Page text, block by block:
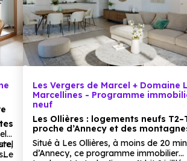
min à pied.
ou à 6.3 km, soit 1h 15 min à pied .
km, soit 18 min à pied
Le
Les Vergers de Marcel + Domaine
Marcellines - Programme
neuf
Les Ollières : logements neufs
proche d’Annecy et des
Situé à Les Ollières, à moins de 20
d’Annecy, ce programme immobilier